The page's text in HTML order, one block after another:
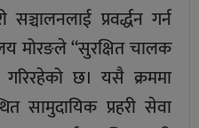
सञ्चालनलाई प्रवर्द्धन गर्न
मोरङले “सुरक्षित चालक
गरिरहेको छ। यसै क्रममा
सामुदायिक प्रहरी सेवा